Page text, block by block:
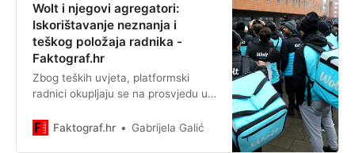
Wolt i njegovi agregatori:
Iskorištavanje neznanja i
teškog položaja radnika -
Faktograf.hr
Zbog teških uvjeta, platformski
radnici okupljaju se na prosvjedu u
zahtjeve prema Vladi.
Faktograf.hr Gabrijela Galić